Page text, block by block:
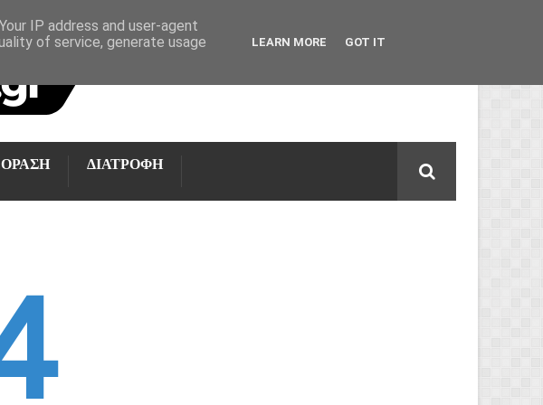
ΔΙΑΤΡΟΦΗ
IP address and user-agent
of service, generate usage
LEARN MORE GOT IT